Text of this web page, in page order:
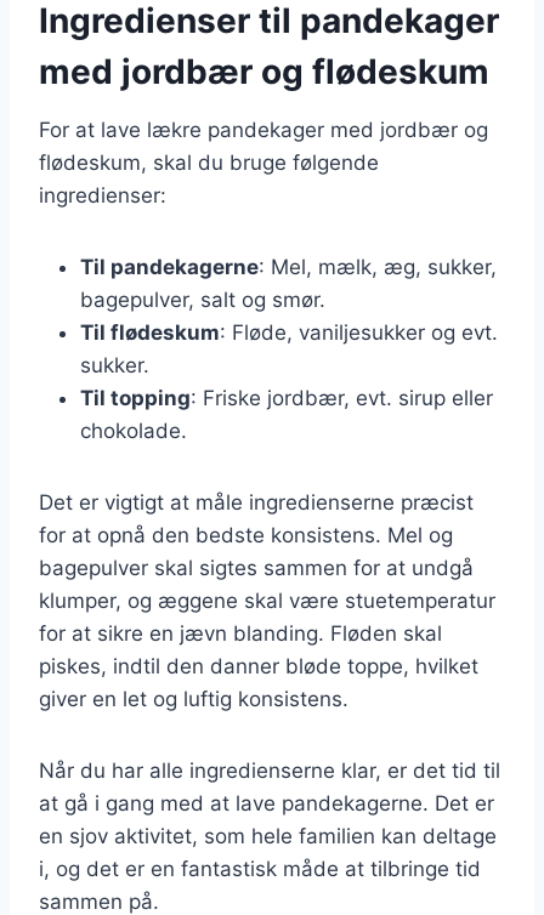
Ingredienser til pandekager
med jordbær og flødeskum
For at lave lækre pandekager med jordbær og
flødeskum, skal du bruge følgende
ingredienser:
Til pandekagerne: Mel, mælk, æg, sukker,
bagepulver, salt og smør.
Til flødeskum: Fløde, vaniljesukker og evt.
sukker.
Til topping: Friske jordbær, evt. sirup eller
chokolade.
Det er vigtigt at måle ingredienserne præcist
for at opnå den bedste konsistens. Mel og
bagepulver skal sigtes sammen for at undgå
klumper, og æggene skal være stuetemperatur
for at sikre en jævn blanding. Fløden skal
piskes, indtil den danner bløde toppe, hvilket
giver en let og luftig konsistens.
Når du har alle ingredienserne klar, er det tid til
at gå i gang med at lave pandekagerne. Det er
en sjov aktivitet, som hele familien kan deltage
i, og det er en fantastisk måde at tilbringe tid
sammen på.